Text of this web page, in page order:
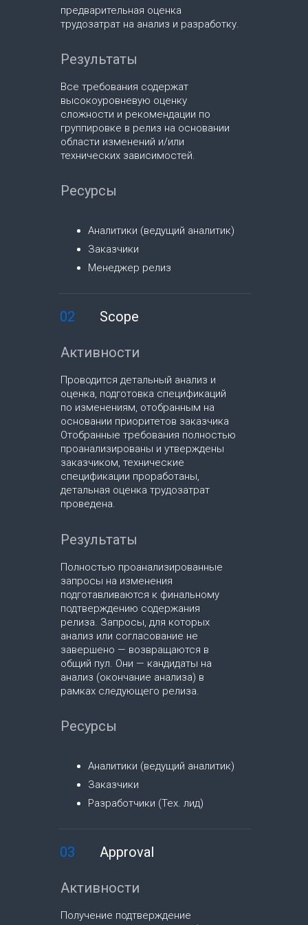
предварительная оценка
трудозатрат на анализ и разработку.
Результаты
Все требования содержат
высокоуровневую оценку
сложности и рекомендации по
группировке в релиз на основании
области изменений и/или
технических зависимостей.
Ресурсы
Аналитики (ведущий аналитик)
Заказчики
Менеджер релиз
02 Scope
Активности
Проводится детальный анализ и
оценка, подготовка спецификаций
по изменениям, отобранным на
основании приоритетов заказчика
Отобранные требования полностью
проанализированы и утверждены
заказчиком, технические
спецификации проработаны,
детальная оценка трудозатрат
проведена.
Результаты
Полностью проанализированные
запросы на изменения
подготавливаются к финальному
подтверждению содержания
релиза. Запросы, для которых
анализ или согласование не
завершено — возвращаются в
общий пул. Они — кандидаты на
анализ (окончание анализа) в
рамках следующего релиза.
Ресурсы
Аналитики (ведущий аналитик)
Заказчики
Разработчики (Тех. лид)
03 Approval
Активности
Получение подтверждение